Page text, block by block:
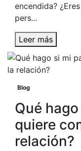
encendida?
pers...
Leer más
Blog
Qué
quiere
relación?